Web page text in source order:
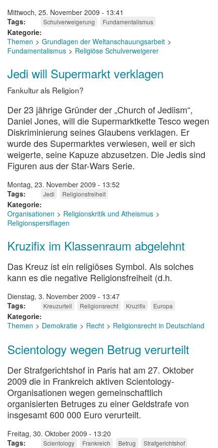
Mittwoch, 25. November 2009 - 13:41
Tags
Schulverweigerung Fundamentalismus
Kategorie
Themen
Grundlagen der Weltanschauungsarbeit
Fundamentalismus
Religiöse Schulverweigerer
Jedi will Supermarkt verklagen
Fankultur als Religion?
Der 23 jährige Gründer der „Church of Jediism“,
Daniel Jones, will die Supermarktkette Tesco wegen
Diskriminierung seines Glaubens verklagen. Er
wurde des Supermarktes verwiesen, weil er sich
weigerte, seine Kapuze abzusetzen. Die Jedis sind
Figuren aus der Star-Wars Serie.
Montag, 23. November 2009 - 13:52
Tags
Jedi Religionsfreiheit
Kategorie
Organisationen
Religionskritik und Atheismus
Religionspersiflagen
Kruzifix im Klassenraum abgelehnt
Das Kreuz ist ein religiöses Symbol. Als solches
kann es die negative Religionsfreiheit (d.h.
Dienstag, 3. November 2009 - 13:47
Tags
Kreuzurteil Religionsrecht Kruzifix Europa
Kategorie
Themen
Demokratie Recht Religionsrecht in Deutschland
Scientology wegen Betrug verurteilt
Der Strafgerichtshof in Paris hat am 27. Oktober
2009 die in Frankreich aktiven Scientology-
Organisationen wegen gemeinschaftlich
organisierten Betruges zu einer Geldstrafe von
insgesamt 600 000 Euro verurteilt.
Freitag, 30. Oktober 2009 - 13:20
Tags
Scientology Frankreich Betrug Strafgerichtshof